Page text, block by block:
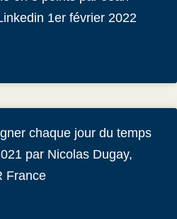
1er février 2022
chaque jour du temps
par Nicolas Dugay,
France